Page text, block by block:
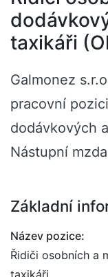
taxikáři
Galmonez
pracovní
dodávkových
Nástupní
Základní
Název pozice:
Řidiči osobních a
taxikáři